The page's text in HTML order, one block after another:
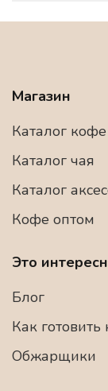
Магазин
Каталог кофе
Каталог чая
Каталог
Кофе оптом
Это
Блог
Как готовить
Обжарщики